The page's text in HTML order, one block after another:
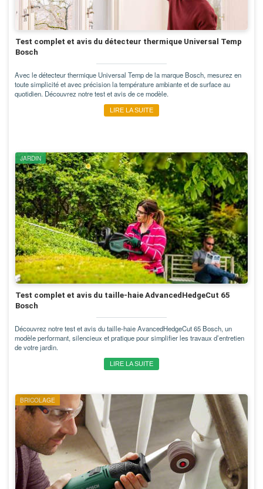
Test complet et avis du détecteur thermique Universal Temp
Bosch
Avec le détecteur thermique Universal Temp de la marque Bosch, mesurez en
toute simplicité et avec précision la température ambiante et de surface au
quotidien. Découvrez notre test et avis de ce modèle.
LIRE LA SUITE
JARDIN
Test complet et avis du taille-haie AdvancedHedgeCut 65
Bosch
Découvrez notre test et avis du taille-haie AvancedHedgeCut 65 Bosch, un
modèle performant, silencieux et pratique pour simplifier les travaux d’entretien
de votre jardin.
LIRE LA SUITE
BRICOLAGE